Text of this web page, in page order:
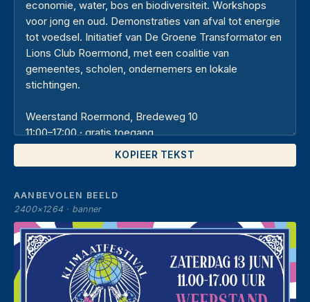
KOPIEER TEKST
AANBEVOLEN BEELD
2400×1264 · banner